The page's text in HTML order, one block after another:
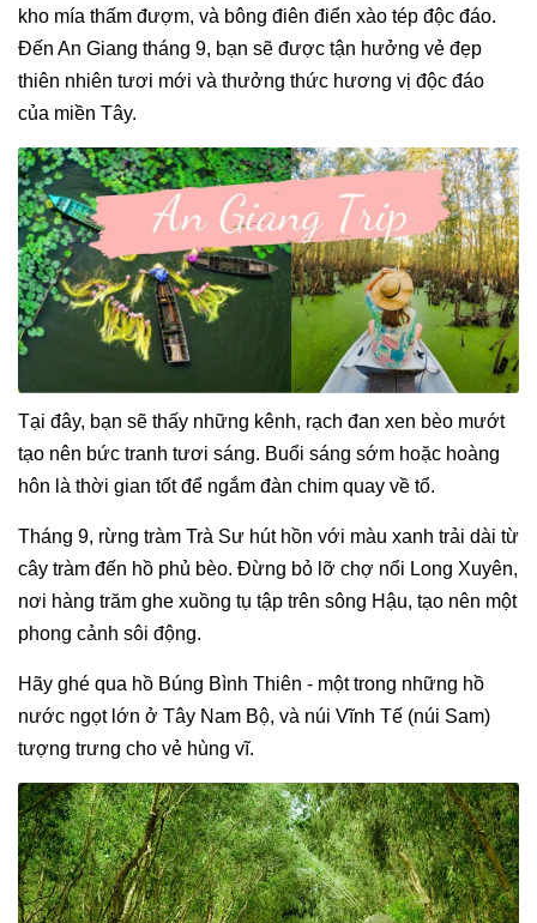
kho mía thấm đượm, và bông điên điển xào tép độc đáo.
Đến An Giang tháng 9, bạn sẽ được tận hưởng vẻ đẹp
thiên nhiên tươi mới và thưởng thức hương vị độc đáo
của miền Tây.
Tại đây, bạn sẽ thấy những kênh, rạch đan xen bèo mướt
tạo nên bức tranh tươi sáng. Buổi sáng sớm hoặc hoàng
hôn là thời gian tốt để ngắm đàn chim quay về tổ.
Tháng 9, rừng tràm Trà Sư hút hồn với màu xanh trải dài từ
cây tràm đến hồ phủ bèo. Đừng bỏ lỡ chợ nổi Long Xuyên,
nơi hàng trăm ghe xuồng tụ tập trên sông Hậu, tạo nên một
phong cảnh sôi động.
Hãy ghé qua hồ Búng Bình Thiên - một trong những hồ
nước ngọt lớn ở Tây Nam Bộ, và núi Vĩnh Tế (núi Sam)
tượng trưng cho vẻ hùng vĩ.